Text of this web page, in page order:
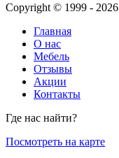
Copyright © 1999 -
Главная
О нас
Мебель
Отзывы
Акции
Контакты
Где нас найти?
Посмотреть на карте